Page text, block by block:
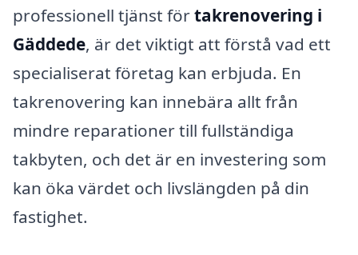
professionell tjänst förtakrenovering i
Gäddede, är det viktigt att förstå vad ett
specialiserat företag kan erbjuda. En
takrenovering kan innebära allt från
mindre reparationer till fullständiga
takbyten, och det är en investering som
kan öka värdet och livslängden på din
fastighet.